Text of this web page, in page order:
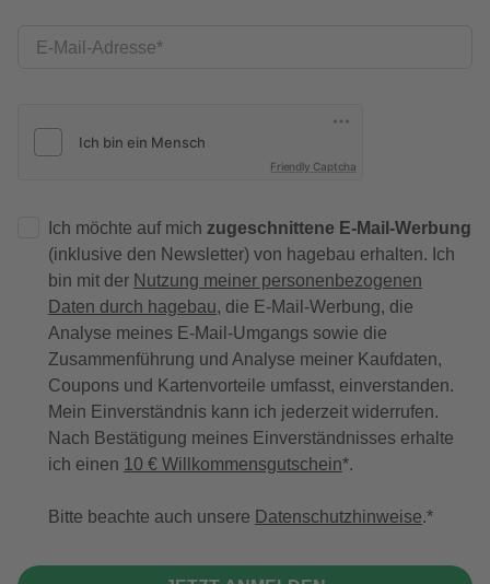
E-Mail-Adresse
Friendly Captcha
Ich möchte auf mich zugeschnittene E-Mail-Werbung
(inklusive den Newsletter) von hagebau erhalten. Ich
bin mit der Nutzung meiner personenbezogenen
Daten durch hagebau, die E-Mail-Werbung, die
Analyse meines E-Mail-Umgangs sowie die
Zusammenführung und Analyse meiner Kaufdaten,
Coupons und Kartenvorteile umfasst, einverstanden.
Mein Einverständnis kann ich jederzeit widerrufen.
Nach Bestätigung meines Einverständnisses erhalte
ich einen 10 € Willkommensgutschein*.
Bitte beachte auch unsere Datenschutzhinweise.